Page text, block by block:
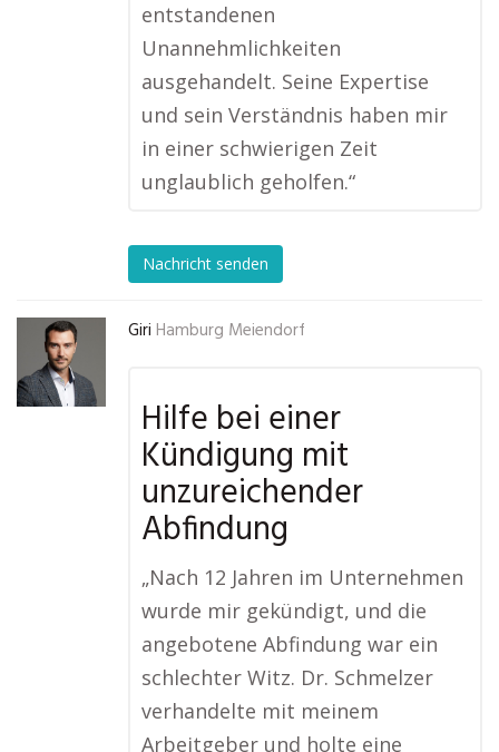
entstandenen
Unannehmlichkeiten
ausgehandelt. Seine Expertise
und sein Verständnis haben mir
in einer schwierigen Zeit
unglaublich geholfen.“
Nachricht senden
Giri Hamburg Meiendorf
Hilfe bei einer
Kündigung mit
unzureichender
Abfindung
„Nach 12 Jahren im Unternehmen
wurde mir gekündigt, und die
angebotene Abfindung war ein
schlechter Witz. Dr. Schmelzer
verhandelte mit meinem
Arbeitgeber und holte eine